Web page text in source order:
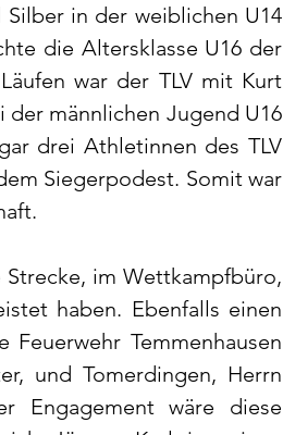
in der weiblichen U14
die Altersklasse U16 der
war der TLV mit Kurt
der männlichen Jugend U16
drei Athletinnen des TLV
Siegerpodest. Somit war
im Wettkampfbüro,
haben. Ebenfalls einen
Temmenhausen
und Tomerdingen, Herrn
Engagement wäre diese